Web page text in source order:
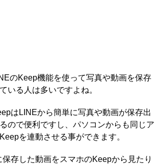
のKeep機能を使って写真や動画を保存
いる人は多いですよね。
はLINEから簡単に写真や動画が保存出
ので便利ですし、パソコンからも同じア
を連動させる事ができます。
存した動画をスマホのKeepから見たり